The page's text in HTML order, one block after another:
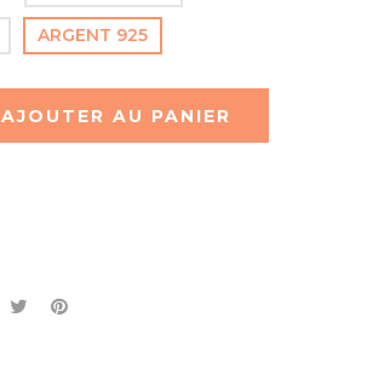
ARGENT 925
AJOUTER AU PANIER